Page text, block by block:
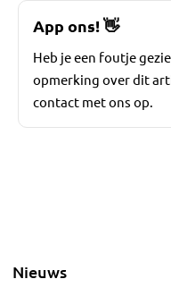
App ons!👋
Heb je een foutje
opmerking over dit
contact met ons op.
Nieuws